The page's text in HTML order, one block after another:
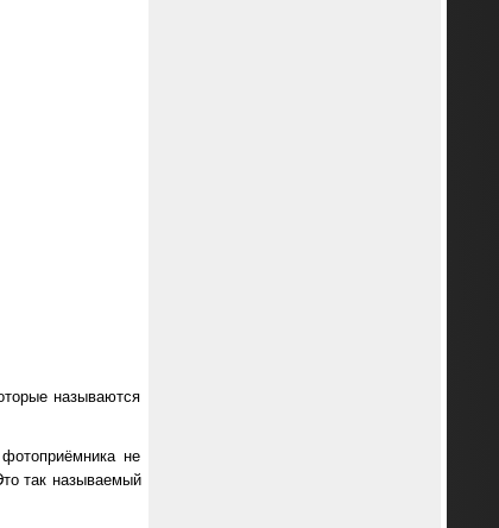
называются
не
так называемый